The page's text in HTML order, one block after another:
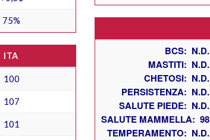
75%
ITA
100
107
101